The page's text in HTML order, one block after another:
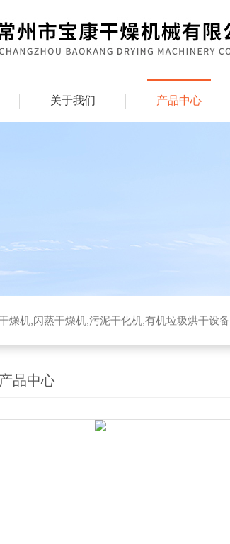
关于我们 产品中心
燥机,闪蒸干燥机,污泥干化机,有机垃圾烘干设备
产品中心